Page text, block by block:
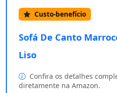
Custo-benefício
Sofá De Canto
Liso
Confira os detalhes
diretamente na Amazon.